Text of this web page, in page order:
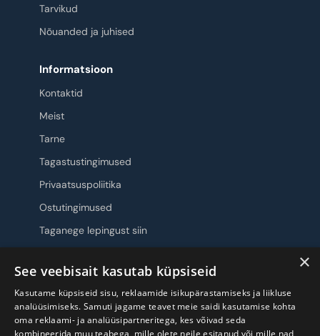
Tarvikud
Nõuanded ja juhised
Informatsioon
Kontaktid
Meist
Tarne
Tagastustingimused
Privaatsuspoliitika
Ostutingimused
Taganege lepingust siin
Jälgi meid ×
See veebisait kasutab küpsiseid
Kasutame küpsiseid sisu, reklaamide isikupärastamiseks ja liikluse
analüüsimiseks. Samuti jagame teavet meie saidi kasutamise kohta
oma reklaami- ja analüüsipartneritega, kes võivad seda
kombineerida muu teabega, mille olete neile esitanud või mille nad